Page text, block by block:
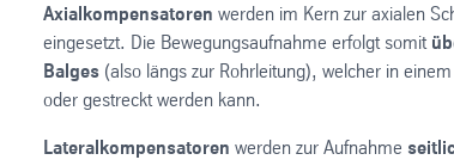
Axialkompensatoren werden im Kern zur axialen
eingesetzt. Die Bewegungsaufnahme erfolgt somit
Balges (also längs zur Rohrleitung), welcher in
oder gestreckt werden kann.
Lateralkompensatoren werden zur Aufnahme